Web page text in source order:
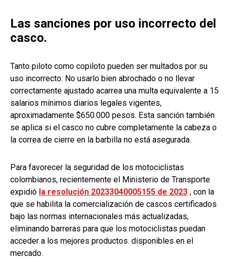
Las sanciones por uso incorrecto del
casco.
Tanto piloto como copiloto pueden ser multados por su
uso incorrecto. No usarlo bien abrochado o no llevar
correctamente ajustado acarrea una multa equivalente a 15
salarios mínimos diarios legales vigentes,
aproximadamente $650.000 pesos. Esta sanción también
se aplica si el casco no cubre completamente la cabeza o
la correa de cierre en la barbilla no está asegurada.
Para favorecer la seguridad de los motociclistas
colombianos, recientemente el Ministerio de Transporte
expidió la resolución 20233040005155 de 2023 , con la
que se habilita la comercialización de cascos certificados
bajo las normas internacionales más actualizadas,
eliminando barreras para que los motociclistas puedan
acceder a los mejores productos. disponibles en el
mercado.